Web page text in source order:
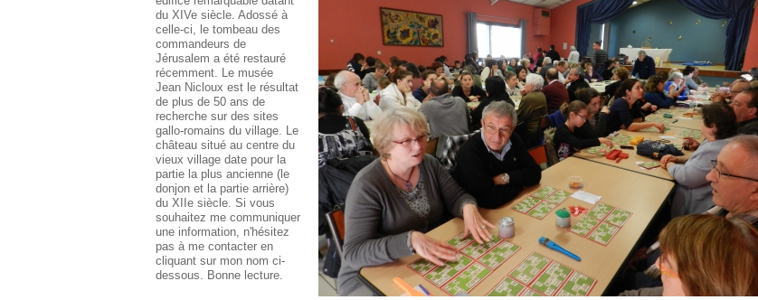
du XIVe siècle. Adossé à
celle-ci, le tombeau des
commandeurs de
Jérusalem a été restauré
récemment. Le musée
Jean Nicloux est le résultat
de plus de 50 ans de
recherche sur des sites
gallo-romains du village. Le
château situé au centre du
vieux village date pour la
partie la plus ancienne (le
donjon et la partie arrière)
du XIIe siècle. Si vous
souhaitez me communiquer
une information, n'hésitez
pas à me contacter en
cliquant sur mon nom ci-
dessous. Bonne lecture.